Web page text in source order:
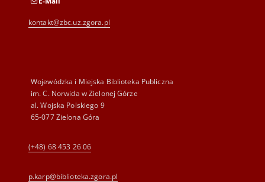
kontakt@zbc.uz.zgora.pl
Wojewódzka i Miejska Biblioteka Publiczna
im. C. Norwida w Zielonej Górze
al. Wojska Polskiego 9
65-077 Zielona Góra
(+48) 68 453 26 06
p.karp@biblioteka.zgora.pl